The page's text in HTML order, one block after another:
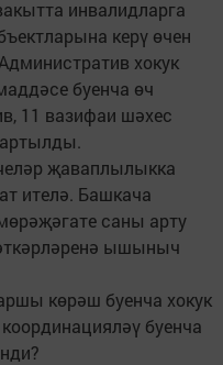
инвалидларга
керү өчен
хокук
буенча өч
11 вазифаи шәхес
җаваплылыкка
ителә. Башкача
саны арту
ышыныч
көрәш буенча хокук
буенча